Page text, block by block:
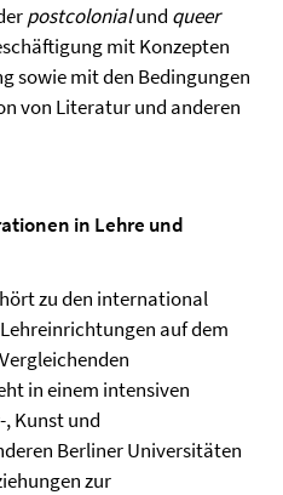
postcolonialund queer
mit Konzepten
sowie mit den Bedingungen
von Literatur und anderen
in Lehre und
zu den international
auf dem
in einem intensiven
Kunst und
Berliner Universitäten
zur